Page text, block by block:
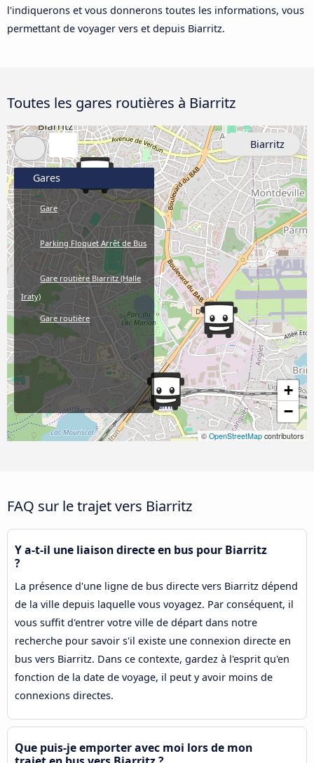
l'indiquerons et vous donnerons toutes les informations, vous
permettant de voyager vers et depuis Biarritz.
Toutes les gares routières à Biarritz
+
−
© OpenStreetMap contributors
Gares
Gare
Parking Floquet Arrêt de Bus
Gare routière Biarritz (Halle
Iraty)
Gare routière
Biarritz
FAQ sur le trajet vers Biarritz
Y a-t-il une liaison directe en bus pour Biarritz
?
La présence d'une ligne de bus directe vers Biarritz dépend
de la ville depuis laquelle vous voyagez. Par conséquent, il
vous suffit d'entrer votre ville de départ dans notre
recherche pour savoir s'il existe une connexion directe en
bus vers Biarritz. Dans ce contexte, gardez à l'esprit qu'en
fonction de la date de voyage, il peut y avoir moins de
connexions directes.
Que puis-je emporter avec moi lors de mon